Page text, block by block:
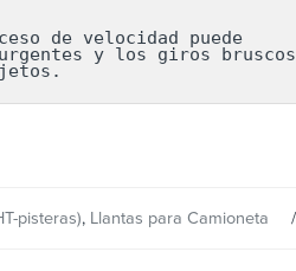
de velocidad puede
y los giros bruscos
pisteras), Llantas para Camioneta